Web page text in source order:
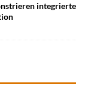
integrierte